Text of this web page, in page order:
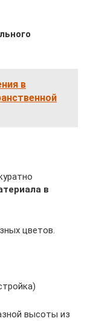
в
в
цветов.
высоты из